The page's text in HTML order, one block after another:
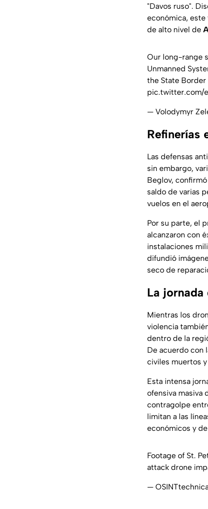
"Davos ruso".
económica,
de alto nivel de
Our long-range
Unmanned
the State
pic.twitter.com/
— Volodymyr
Refinerías
Las defensas
sin embargo,
Beglov,
saldo de varias
vuelos en el
Por su parte, el
alcanzaron con
instalaciones
difundió
seco de
La
Mientras los
violencia
dentro de la
De acuerdo con
civiles muertos
Esta intensa
ofensiva masiva
contragolpe
limitan a las
económicos y
Footage of St.
attack drone
—